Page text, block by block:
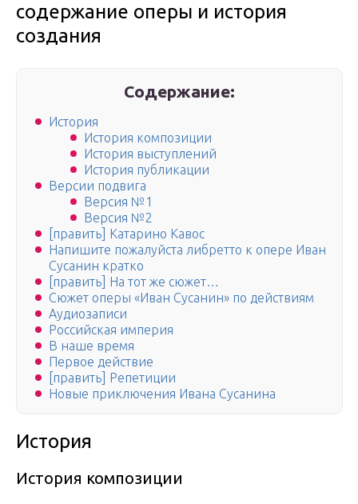
содержание оперы и история
создания
Содержание:
История
История композиции
История выступлений
История публикации
Версии подвига
Версия №1
Версия №2
[править] Катарино Кавос
Напишите пожалуйста либретто к опере Иван
Сусанин кратко
[править] На тот же сюжет…
Сюжет оперы «Иван Сусанин» по действиям
Аудиозаписи
Российская империя
В наше время
Первое действие
[править] Репетиции
Новые приключения Ивана Сусанина
История
История композиции